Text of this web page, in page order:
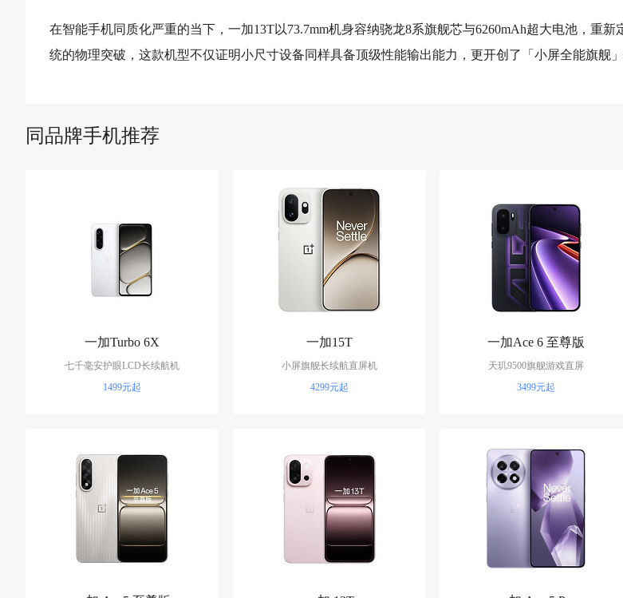
在智能手机同质化严重的当下，一加13T以73.7mm机身容纳骁龙8系旗舰芯与6260mAh超大电池，重
统的物理突破，这款机型不仅证明小尺寸设备同样具备顶级性能输出能力，更开创了「小屏全能旗舰
同品牌手机推荐
一加Turbo 6X
七千毫安护眼LCD长续航机
1499元起
一加15T
小屏旗舰长续航直屏机
4299元起
一加Ace 6 至尊版
天玑9500旗舰游戏直屏
3499元起